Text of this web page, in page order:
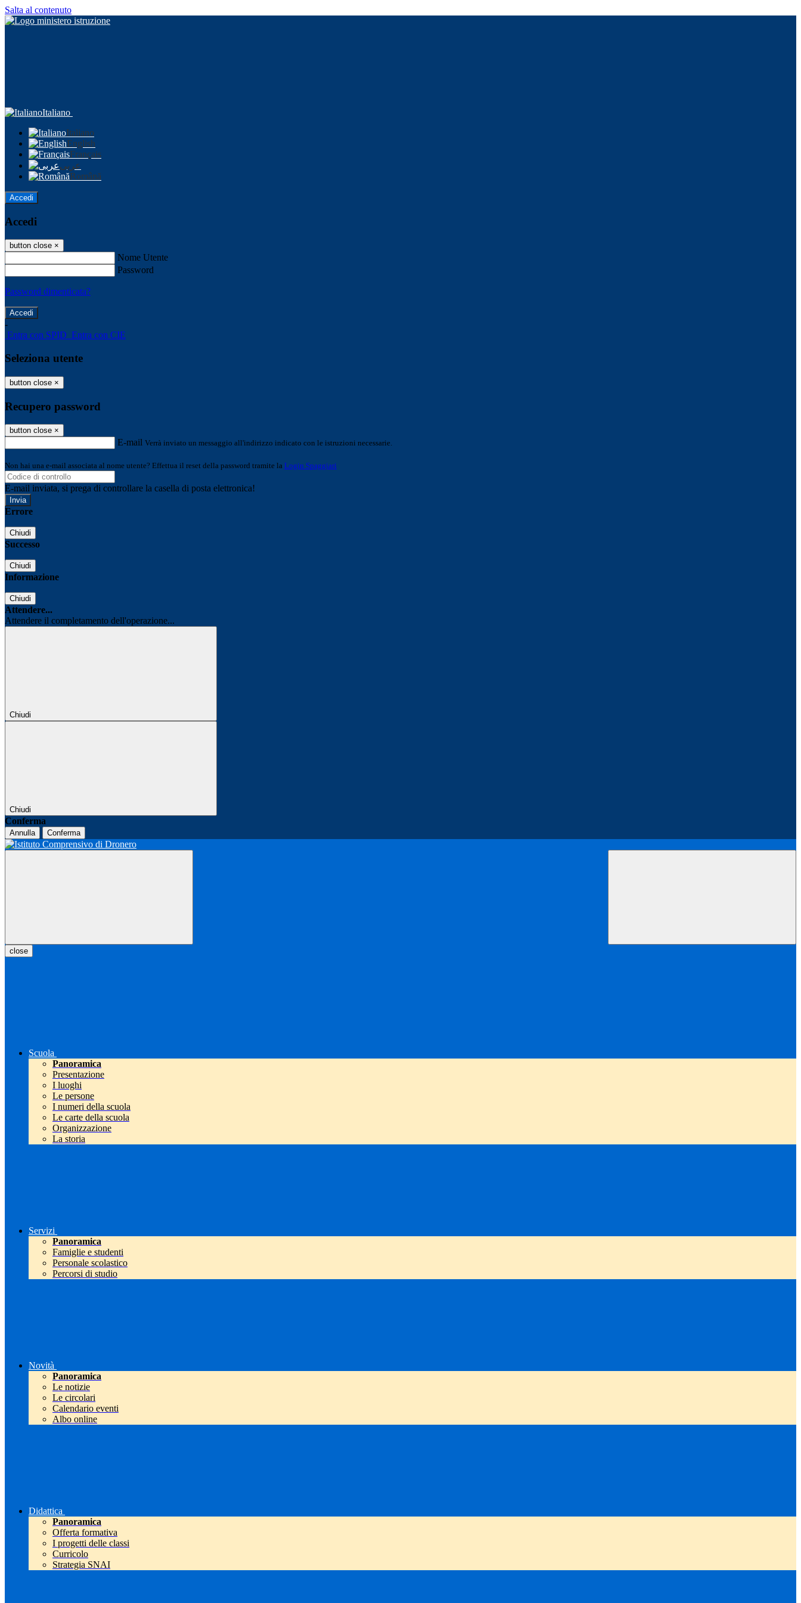
Salta al contenuto
Italiano
Italiano
English
Français
عربى
Română
Accedi
Accedi
button close ×
Nome Utente
Password
Password dimenticata?
-
Entra con SPID Entra con CIE
Seleziona utente
button close ×
Recupero password
button close ×
E-mail Verrà inviato un messaggio all'indirizzo indicato con le istruzioni necessarie.
Non hai una e-mail associata al nome utente? Effettua il reset della password tramite la Login Spaggiari
E-mail inviata, si prega di controllare la casella di posta elettronica!
Errore
Chiudi
Successo
Chiudi
Informazione
Chiudi
Attendere...
Attendere il completamento dell'operazione...
Chiudi
Chiudi
Conferma
Annulla Conferma
close
Scuola
Panoramica
Presentazione
I luoghi
Le persone
I numeri della scuola
Le carte della scuola
Organizzazione
La storia
Servizi
Panoramica
Famiglie e studenti
Personale scolastico
Percorsi di studio
Novità
Panoramica
Le notizie
Le circolari
Calendario eventi
Albo online
Didattica
Panoramica
Offerta formativa
I progetti delle classi
Curricolo
Strategia SNAI